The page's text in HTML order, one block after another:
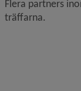
Flera partners
träffarna.